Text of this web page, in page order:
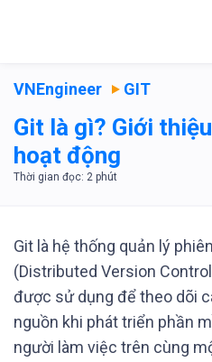
VNEngineer GIT
Git là gì? Giới
hoạt động
Git là hệ thống quản lý
(Distributed Version
được sử dụng để theo dõi
nguồn khi phát triển phần
người làm việc trên cùng